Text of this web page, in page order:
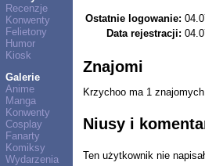
Recenzje
Konwenty
Felietony
Humor
Kiosk
Galerie
Anime
Manga
Konwenty
Cosplay
Fanarty
Komiksy
Wydarzenia
Ostatnie logowanie:
Data rejestracji:
Znajomi
Krzychoo ma 1
Niusy i
Ten użytkownik nie